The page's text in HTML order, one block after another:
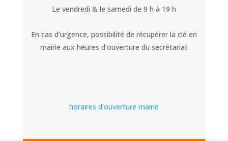
Le vendredi & le samedi de 9 h à 19 h
En cas d’urgence, possibilité de récupérer la clé en
mairie aux heures d’ouverture du secrétariat
horaires d’ouverture mairie